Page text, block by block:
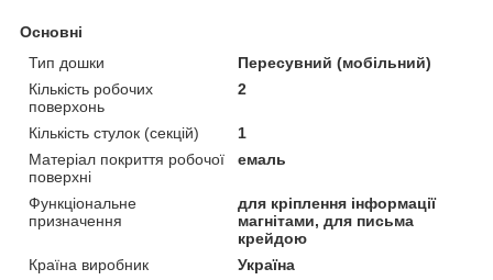
Основні
Тип дошки
Пересувний (мобільний)
Кількість робочих
поверхонь
2
Кількість стулок (секцій)
1
Матеріал покриття робочої
поверхні
емаль
Функціональне
призначення
для кріплення інформації
магнітами, для письма
крейдою
Країна виробник
Україна